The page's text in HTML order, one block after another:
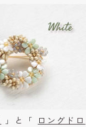
」と「
ロングドロ